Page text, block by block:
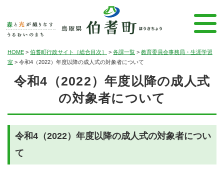
HOME > 伯耆町行政サイト［総合目次］ > 各課一覧 > 教育委員会事務局・生涯学習
室 > 令和4（2022）年度以降の成人式の対象者について
令和4（2022）年度以降の成人式
の対象者について
令和4（2022）年度以降の成人式の対象者につい
て